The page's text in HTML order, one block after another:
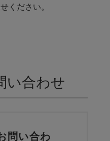
ください。
い合わせ
問い合わ